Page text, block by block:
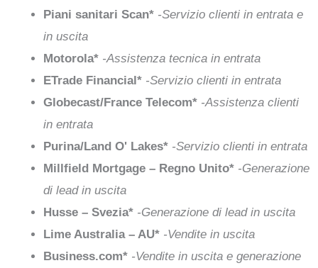
Piani sanitari Scan* -Servizio clienti in entrata e
in uscita
Motorola* -Assistenza tecnica in entrata
ETrade Financial* -Servizio clienti in entrata
Globecast/France Telecom* -Assistenza clienti
in entrata
Purina/Land O' Lakes* -Servizio clienti in entrata
Millfield Mortgage – Regno Unito* -Generazione
di lead in uscita
Husse – Svezia* -Generazione di lead in uscita
Lime Australia – AU* -Vendite in uscita
Business.com* -Vendite in uscita e generazione